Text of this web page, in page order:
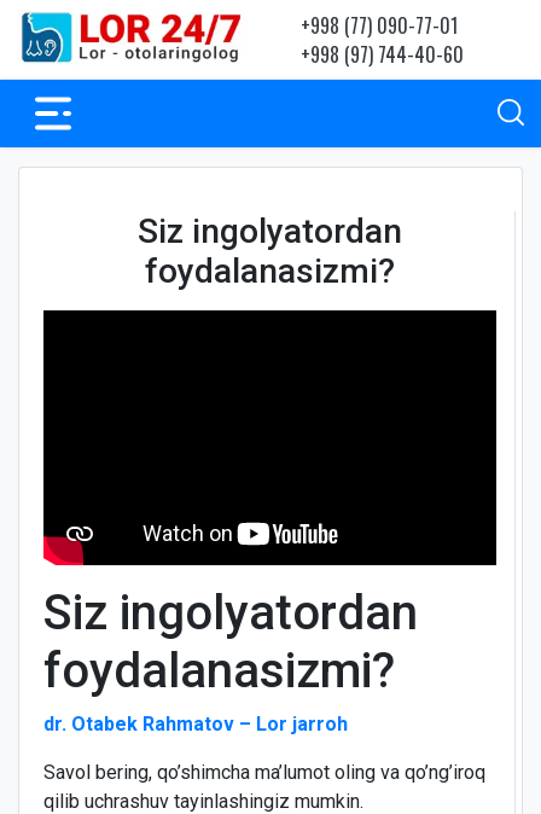
+998 (77) 090-77-01
+998 (97) 744-40-60
Siz ingolyatordan
foydalanasizmi?
Siz ingolyatordan
foydalanasizmi?
dr. Otabek Rahmatov – Lor jarroh
Savol bering, qo’shimcha ma’lumot oling va qo’ng’iroq
qilib uchrashuv tayinlashingiz mumkin.